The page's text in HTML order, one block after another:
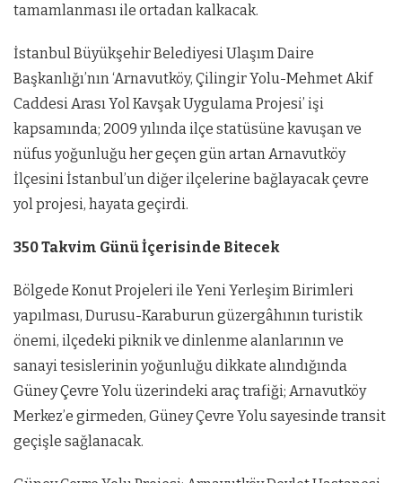
tamamlanması ile ortadan kalkacak.
İstanbul Büyükşehir Belediyesi Ulaşım Daire
Başkanlığı’nın ‘Arnavutköy, Çilingir Yolu-Mehmet Akif
Caddesi Arası Yol Kavşak Uygulama Projesi’ işi
kapsamında; 2009 yılında ilçe statüsüne kavuşan ve
nüfus yoğunluğu her geçen gün artan Arnavutköy
İlçesini İstanbul’un diğer ilçelerine bağlayacak çevre
yol projesi, hayata geçirdi.
350 Takvim Günü İçerisinde Bitecek
Bölgede Konut Projeleri ile Yeni Yerleşim Birimleri
yapılması, Durusu-Karaburun güzergâhının turistik
önemi, ilçedeki piknik ve dinlenme alanlarının ve
sanayi tesislerinin yoğunluğu dikkate alındığında
Güney Çevre Yolu üzerindeki araç trafiği; Arnavutköy
Merkez’e girmeden, Güney Çevre Yolu sayesinde transit
geçişle sağlanacak.